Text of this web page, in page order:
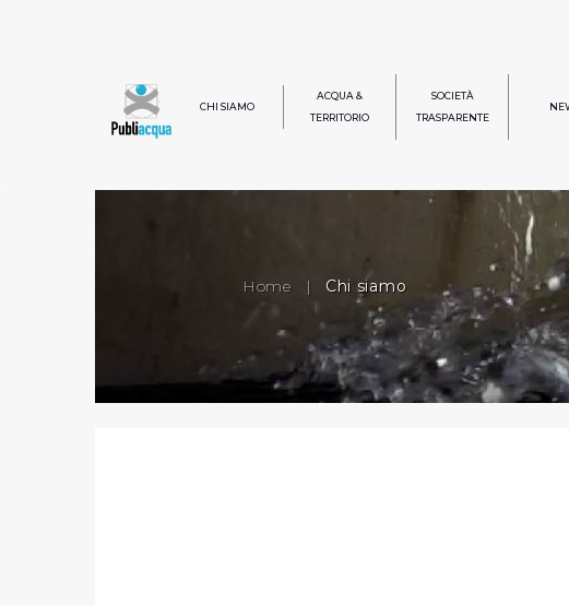
CHI SIAMO
ACQUA &
TERRITORIO
SOCIETÀ
TRASPARENTE
Home | Chi siamo